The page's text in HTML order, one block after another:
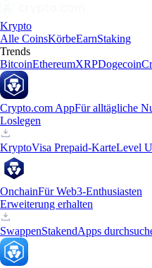
Krypto
Alle CoinsKörbeEarnStaking
Trends
BitcoinEthereumXRPDogecoin
Crypto.com AppFür alltägliche
Loslegen
KryptoVisa Prepaid-KarteLevel
OnchainFür Web3-Enthusiasten
Erweiterung erhalten
SwappenStakendApps